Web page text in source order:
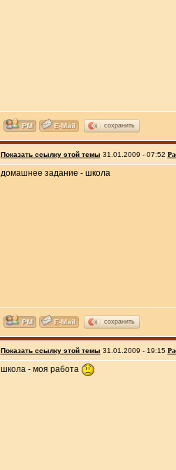
сохранить
Показать ссылку этой темы 31.01.2009 - 07:52
домашнее задание - школа
сохранить
Показать ссылку этой темы 31.01.2009 - 19:15
школа - моя работа